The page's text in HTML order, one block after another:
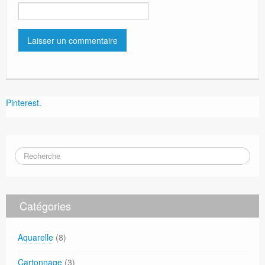
Pinterest.
Catégories
Aquarelle (8)
Cartonnage (3)